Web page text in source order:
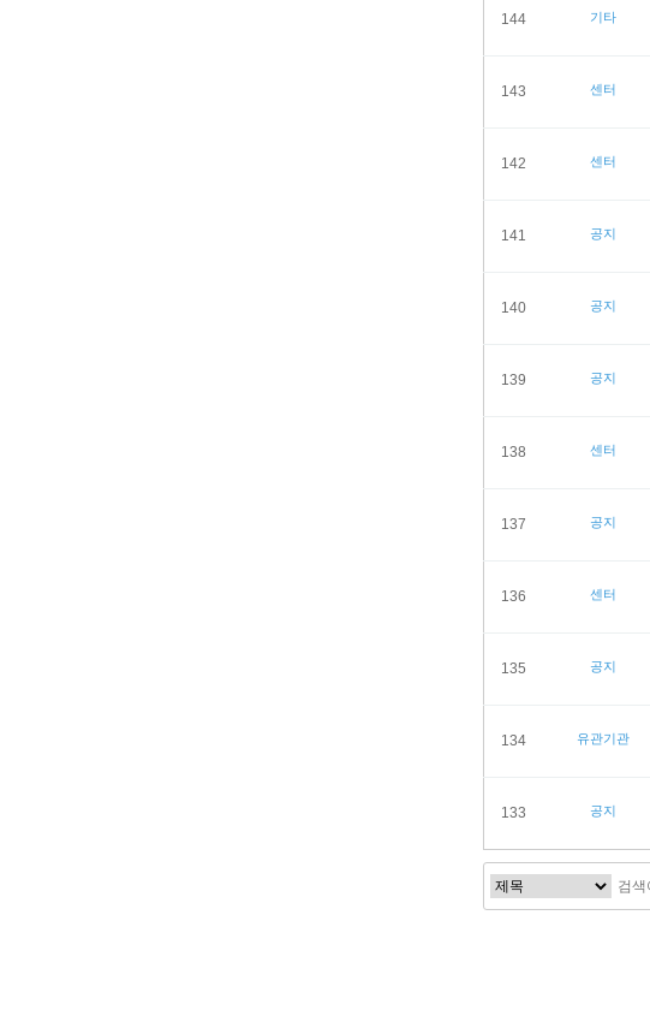
144 기타
143 센터
142 센터
141 공지
140 공지
139 공지
138 센터
137 공지
136 센터
135 공지
134 유관기관
133 공지